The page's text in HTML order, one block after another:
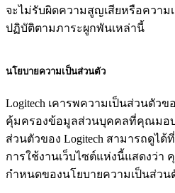
จะไม่รับผิดความสูญเสียหรือความ
ปฏิบัติตามภาระผูกพันเหล่านี้
นโยบายความเป็นส่วนตัว
Logitech เคารพความเป็นส่วนตัว
คุ้มครองข้อมูลส่วนบุคคลที่คุณมอบ
ส่วนตัวของ Logitech สามารถดูได้ที่
การใช้งานเว็บไซต์แห่งนี้แสดงว่
กำหนดของนโยบายความเป็นส่วน